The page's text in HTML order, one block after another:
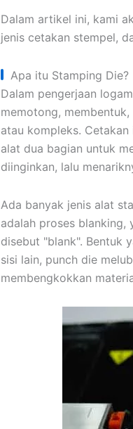
Dalam artikel ini, kami
jenis cetakan stempel,
Apa itu Stamping Die?
Dalam pengerjaan
memotong,
atau kompleks.
alat dua bagian untuk
diinginkan, lalu
Ada banyak jenis alat
adalah proses
disebut "blank". Bentuk
sisi lain, punch die
membengkokkan